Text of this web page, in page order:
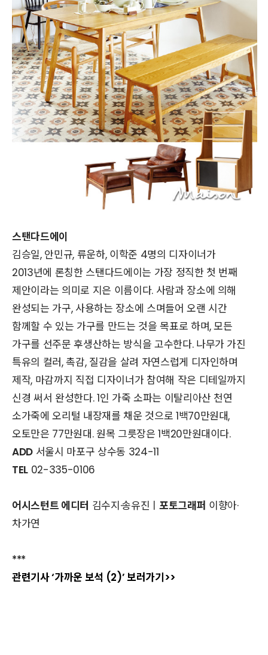
스탠다드에이
김승일, 안민규, 류운하, 이학준 4명의 디자이너가
2013년에 론칭한 스탠다드에이는 가장 정직한 첫 번째
제안이라는 의미로 지은 이름이다. 사람과 장소에 의해
완성되는 가구, 사용하는 장소에 스며들어 오랜 시간
함께할 수 있는 가구를 만드는 것을 목표로 하며, 모든
가구를 선주문 후생산하는 방식을 고수한다. 나무가 가진
특유의 컬러, 촉감, 질감을 살려 자연스럽게 디자인하며
제작, 마감까지 직접 디자이너가 참여해 작은 디테일까지
신경 써서 완성한다. 1인 가죽 소파는 이탈리아산 천연
소가죽에 오리털 내장재를 채운 것으로 1백70만원대,
오토만은 77만원대. 원목 그릇장은 1백20만원대이다.
ADD서울시 마포구 상수동 324-11
TEL02-335-0106
어시스턴트 에디터 김수지·송유진ㅣ 포토그래퍼 이향아·
차가연
***
관련기사 ‘가까운 보석 (2)’ 보러가기>>